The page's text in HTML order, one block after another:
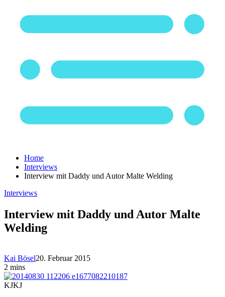
Home
Interviews
Interview mit Daddy und Autor Malte Welding
Interviews
Interview mit Daddy und Autor Malte
Welding
Kai Bösel20. Februar 2015
2 mins
KJKJ